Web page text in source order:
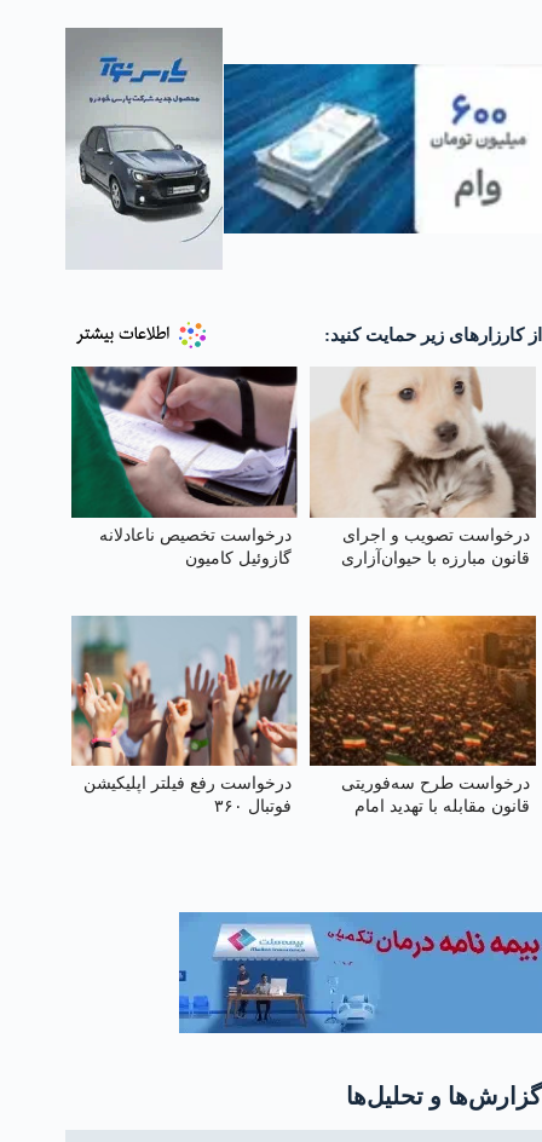
از کارزارهای زیر حمایت کنید:
درخواست تصویب و اجرای
قانون مبارزه با حیوان‌آزاری
درخواست تخصیص ناعادلانه
گازوئیل کامیون
درخواست طرح سه‌فوریتی
قانون مقابله با تهدید امام
درخواست رفع فیلتر اپلیکیشن
فوتبال ۳۶۰
گزارش‌ها و تحلیل‌ها